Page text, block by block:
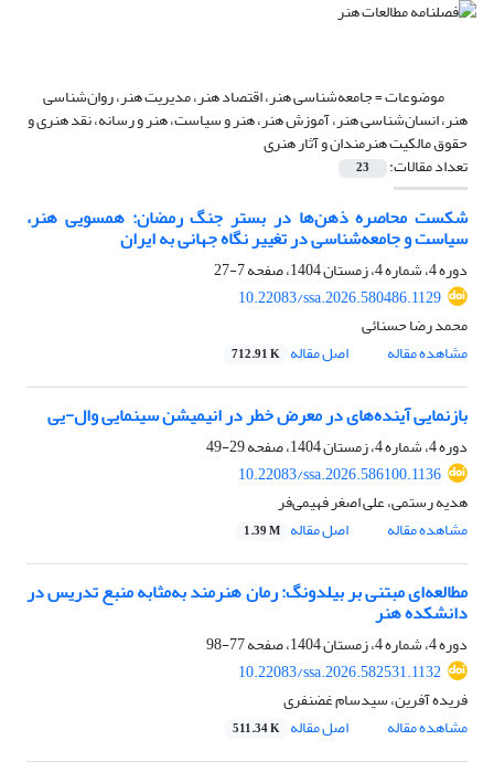
موضوعات =جامعه‌شناسی هنر، اقتصاد هنر، مدیریت هنر، روان‌شناسی
هنر، انسان‌شناسی هنر، آموزش هنر، هنر و سیاست، هنر و رسانه، نقد هنری و
حقوق مالکیت هنرمندان و آثار هنری
تعداد مقالات: 23
شکست محاصره ذهن‌ها در بستر جنگ رمضان: همسویی هنر،
سیاست و جامعه‌شناسی در تغییر نگاه جهانی به ایران
دوره 4، شماره 4، زمستان 1404، صفحه
7-27
10.22083/ssa.2026.580486.1129
محمد رضا حسنائی
مشاهده مقاله
اصل مقاله 712.91 K
بازنمایی آینده‌های در معرض خطر در انیمیشن سینمایی وال-یی
دوره 4، شماره 4، زمستان 1404، صفحه
29-49
10.22083/ssa.2026.586100.1136
هدیه رستمی، علی اصغر فهیمی‌فر
مشاهده مقاله
اصل مقاله 1.39 M
مطالعه‌ای مبتنی بر بیلدونگ: رمان هنرمند به‌مثابه منبع تدریس در
دانشکده هنر
دوره 4، شماره 4، زمستان 1404، صفحه
77-98
10.22083/ssa.2026.582531.1132
فریده آفرین، سیدسام غضنفری
مشاهده مقاله
اصل مقاله 511.34 K